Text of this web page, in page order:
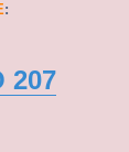
:
207